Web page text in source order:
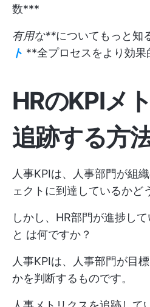
数***
有用な**についてもっと知
ト **全プロセスをより効果
HRのKPIメ
追跡する方
人事KPIは、人事部門が組
ェクトに到達しているかど
しかし、HR部門が進捗し
と は何ですか？
人事KPIは、人事部門が目
かを判断するものです。